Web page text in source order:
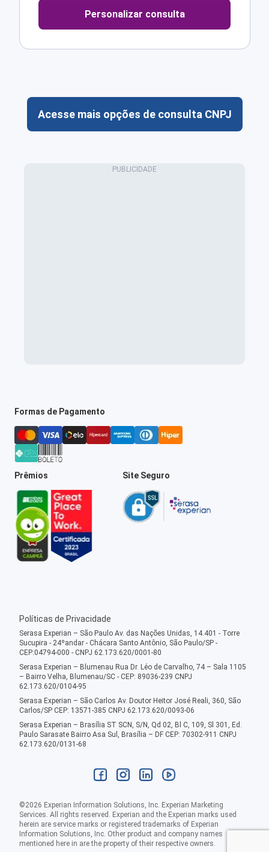
Personalizar consulta
Acesse mais opções de consulta CNPJ
Formas de Pagamento
Prêmios Site Seguro
Políticas de Privacidade
Serasa Experian – São Paulo Av. das Nações Unidas, 14.401 - Torre
Sucupira - 24ºandar - Chácara Santo Antônio, São Paulo/SP -
CEP:04794-000 - CNPJ 62.173.620/0001-80
Serasa Experian – Blumenau Rua Dr. Léo de Carvalho, 74 – Sala 1105
– Bairro Velha, Blumenau/SC - CEP: 89036-239 CNPJ
62.173.620/0104-95
Serasa Experian – São Carlos Av. Doutor Heitor José Reali, 360, São
Carlos/SP CEP: 13571-385 CNPJ 62.173.620/0093-06
Serasa Experian – Brasília ST SCN, S/N, Qd 02, Bl C, 109, Sl 301, Ed.
Paulo Sarasate Bairro Asa Sul, Brasília – DF CEP: 70302-911 CNPJ
62.173.620/0131-68
©2026 Experian Information Solutions, Inc. Experian Marketing
Services. All rights reserved. Experian and the Experian marks used
herein are service marks or registered trademarks of Experian
Information Solutions, Inc. Other product and company names
mentioned here in are the property of their respective owners.